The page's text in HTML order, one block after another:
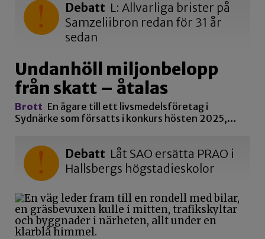
Debatt L: Allvarliga brister på
Samzeliibron redan för 31 år
sedan
Undanhöll miljonbelopp
från skatt – åtalas
Brott En ägare till ett livsmedelsföretag i
Sydnärke som försatts i konkurs hösten 2025,…
Debatt Låt SAO ersätta PRAO i
Hallsbergs högstadieskolor